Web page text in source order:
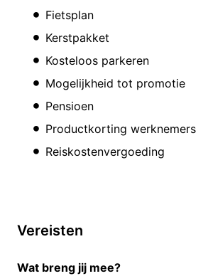
Fietsplan
Kerstpakket
Kosteloos parkeren
Mogelijkheid tot promotie
Pensioen
Productkorting werknemers
Reiskostenvergoeding
Vereisten
Wat breng jij mee?